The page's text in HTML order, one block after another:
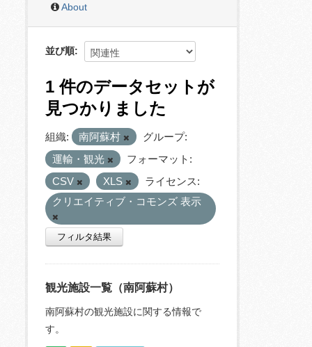
About
並び順
1 件のデータセットが
見つかりました
組織: 南阿蘇村
グループ:
運輸・観光
フォーマット:
CSV
XLS
ライセンス:
クリエイティブ・コモンズ 表示
フィルタ結果
観光施設一覧（南阿蘇村）
南阿蘇村の観光施設に関する情報で
す。